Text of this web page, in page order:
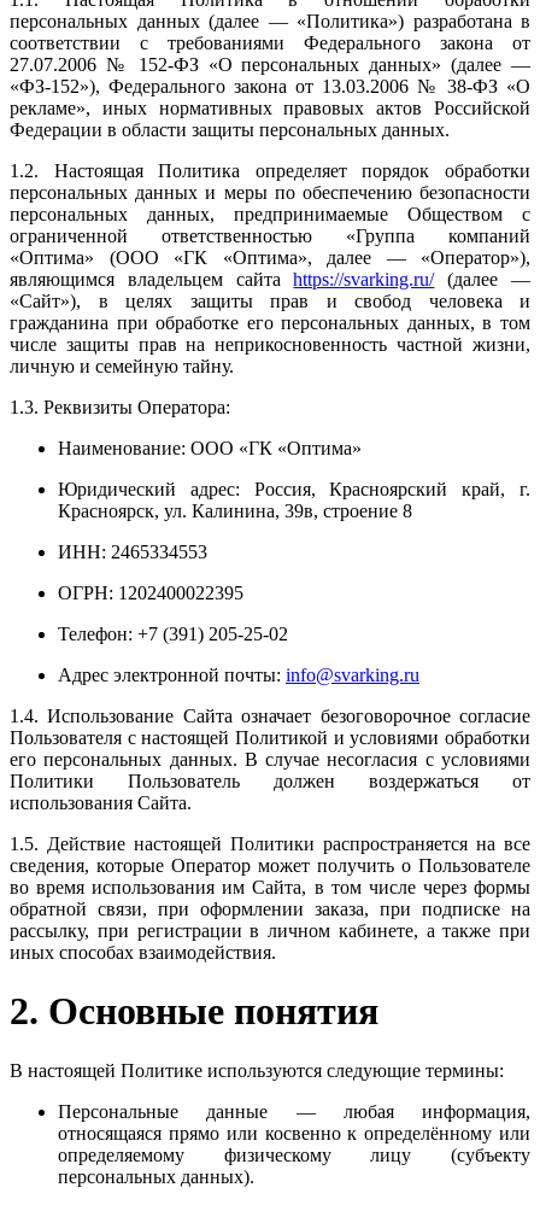
персональных данных (далее — «Политика») разработана в
соответствии с требованиями Федерального закона от
27.07.2006 № 152-ФЗ «О персональных данных» (далее —
«ФЗ-152»), Федерального закона от 13.03.2006 № 38-ФЗ «О
рекламе», иных нормативных правовых актов Российской
Федерации в области защиты персональных данных.
1.2. Настоящая Политика определяет порядок обработки
персональных данных и меры по обеспечению безопасности
персональных данных, предпринимаемые Обществом с
ограниченной ответственностью «Группа компаний
«Оптима» (ООО «ГК «Оптима», далее — «Оператор»),
являющимся владельцем сайтаhttps://svarking.ru/(далее —
«Сайт»), в целях защиты прав и свобод человека и
гражданина при обработке его персональных данных, в том
числе защиты прав на неприкосновенность частной жизни,
личную и семейную тайну.
1.3. Реквизиты Оператора:
Наименование: ООО «ГК «Оптима»
Юридический адрес: Россия, Красноярский край, г.
Красноярск, ул. Калинина, 39в, строение 8
ИНН: 2465334553
ОГРН: 1202400022395
Телефон: +7 (391) 205-25-02
Адрес электронной почты: info@svarking.ru
1.4. Использование Сайта означает безоговорочное согласие
Пользователя с настоящей Политикой и условиями обработки
его персональных данных. В случае несогласия с условиями
Политики Пользователь должен воздержаться от
использования Сайта.
1.5. Действие настоящей Политики распространяется на все
сведения, которые Оператор может получить о Пользователе
во время использования им Сайта, в том числе через формы
обратной связи, при оформлении заказа, при подписке на
рассылку, при регистрации в личном кабинете, а также при
иных способах взаимодействия.
2. Основные понятия
В настоящей Политике используются следующие термины:
Персональные данные — любая информация,
относящаяся прямо или косвенно к определённому или
определяемому физическому лицу (субъекту
персональных данных).